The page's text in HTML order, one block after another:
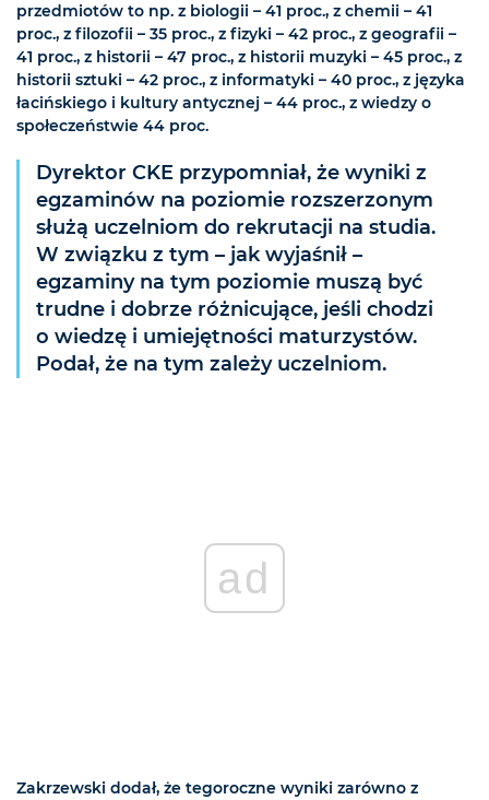
przedmiotów to np. z biologii – 41 proc., z chemii – 41
proc., z filozofii – 35 proc., z fizyki – 42 proc., z geografii –
41 proc., z historii – 47 proc., z historii muzyki – 45 proc., z
historii sztuki – 42 proc., z informatyki – 40 proc., z języka
łacińskiego i kultury antycznej – 44 proc., z wiedzy o
społeczeństwie 44 proc.
Dyrektor CKE przypomniał, że wyniki z
egzaminów na poziomie rozszerzonym
służą uczelniom do rekrutacji na studia.
W związku z tym – jak wyjaśnił –
egzaminy na tym poziomie muszą być
trudne i dobrze różnicujące, jeśli chodzi
o wiedzę i umiejętności maturzystów.
Podał, że na tym zależy uczelniom.
ad
Zakrzewski dodał, że tegoroczne wyniki zarówno z